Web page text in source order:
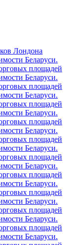
Лондона
Беларуси.
площадей
Беларуси.
площадей
Беларуси.
площадей
Беларуси.
площадей
Беларуси.
площадей
Беларуси.
площадей
Беларуси.
площадей
Беларуси.
площадей
Беларуси.
площадей
Беларуси.
площадей
Беларуси.